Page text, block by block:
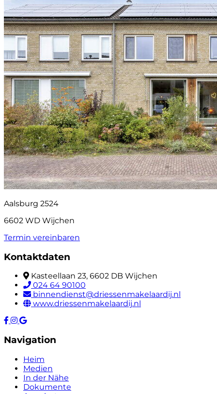
Aalsburg 2524
6602 WD Wijchen
Termin vereinbaren
Kontaktdaten
Kasteellaan 23, 6602 DB Wijchen
024 64 90100
binnendienst@driessenmakelaardij.nl
www.driessenmakelaardij.nl
Navigation
Heim
Medien
In der Nähe
Dokumente